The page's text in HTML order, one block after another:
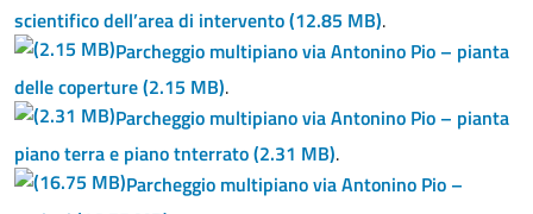
scientifico dell’area di intervento(12.85 MB).
Parcheggio multipiano via Antonino Pio – pianta
delle coperture(2.15 MB).
Parcheggio multipiano via Antonino Pio – pianta
piano terra e piano tnterrato(2.31 MB).
Parcheggio multipiano via Antonino Pio –